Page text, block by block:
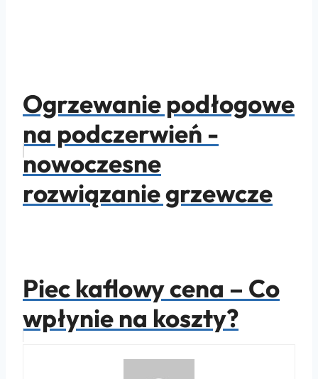
Ogrzewanie podłogowe
na podczerwień -
nowoczesne
rozwiązanie grzewcze
Piec kaflowy cena – Co
wpłynie na koszty?